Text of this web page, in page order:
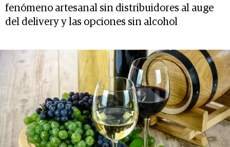
fenómeno artesanal sin distribuidores al auge
del delivery y las opciones sin alcohol